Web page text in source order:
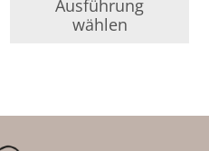
Ausführung
wählen